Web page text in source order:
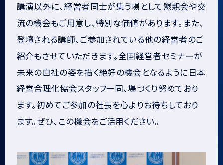
講演以外に、経営者同士が集う場として懇親会や交
流の機会もご用意し、特別な価値があります。また、
登壇される講師、ご参加されている他の経営者のご
紹介もさせていただきます。全国経営者セミナーが
未来の自社の姿を描く絶好の機会となるように日本
経営合理化協会スタッフ一同、場づくり努めており
ます。初めてご参加の社長を心よりお待ちしており
ます。ぜひ、この機会をご活用ください。